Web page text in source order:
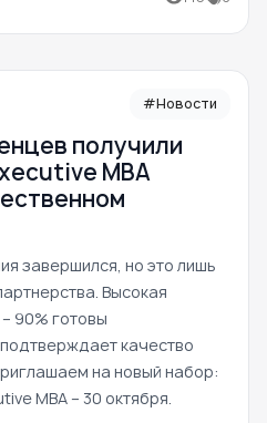
#Новости
получили
MBA
завершился, но это лишь
Высокая
90% готовы
качество
на новый набор:
MBA – 30 октября.